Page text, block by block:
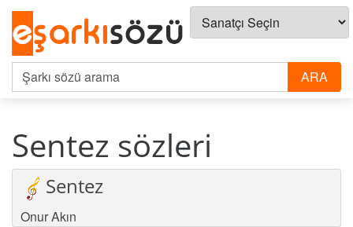
Sentez sözleri
Sentez
Onur Akın